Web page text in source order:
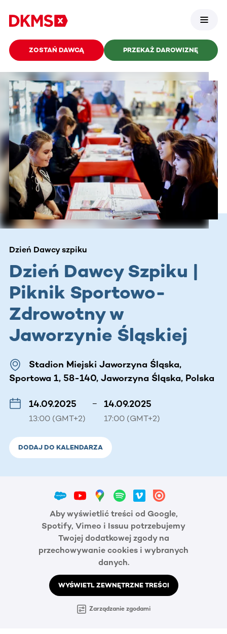
ZOSTAŃ DAWCĄ PRZEKAŻ DAROWIZNĘ
Dzień Dawcy szpiku
Dzień Dawcy Szpiku |
Piknik Sportowo-
Zdrowotny w
Jaworzynie Śląskiej
Stadion Miejski Jaworzyna Śląska,
Sportowa 1, 58-140, Jaworzyna Śląska, Polska
14.09.2025
13:00 (GMT+2)
– 14.09.2025
17:00 (GMT+2)
DODAJ DO KALENDARZA
Aby wyświetlić treści od Google,
Spotify, Vimeo i Issuu potrzebujemy
Twojej dodatkowej zgody na
przechowywanie cookies i wybranych
danych.
WYŚWIETL ZEWNĘTRZNE TREŚCI
Zarządzanie zgodami